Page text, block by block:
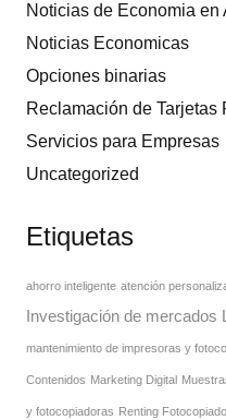
Noticias de Economia en
Noticias Economicas
Opciones binarias
Reclamación de Tarjetas
Servicios para Empresas
Uncategorized
Etiquetas
ahorro inteligente atención
Investigación de mercados
mantenimiento de impresoras y
Contenidos Marketing Digital
y fotocopiadoras Renting